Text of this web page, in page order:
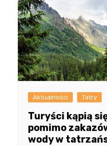
Aktualności Tatry
Turyści kąpią
pomimo
wody w